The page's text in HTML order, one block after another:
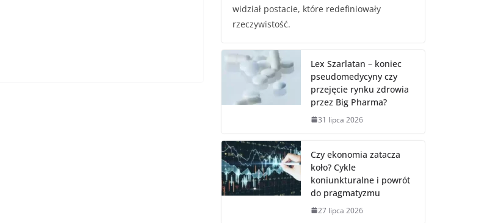
widział postacie, które redefiniowały
rzeczywistość.
Lex Szarlatan – koniec
pseudomedycyny czy
przejęcie rynku zdrowia
przez Big Pharma?
31 lipca 2026
Czy ekonomia zatacza
koło? Cykle
koniunkturalne i powrót
do pragmatyzmu
27 lipca 2026